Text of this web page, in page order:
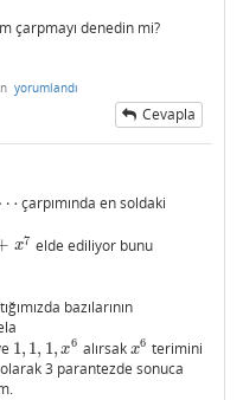
çarpmayı denedin mi?
yorumlandı
Cevapla
⋯ çarpımında en soldaki
x7 elde ediliyor bunu
bazılarının
1, 1, 1, x6
1,1,1 ,x6 alırsak x6
x6 terimini
3 parantezde sonuca